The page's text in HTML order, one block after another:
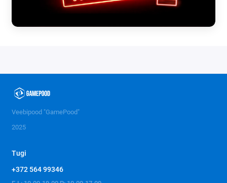
Veebipood "GamePood"
2025
Tugi
+372 564 99346